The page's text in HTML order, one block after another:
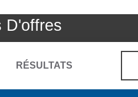
D'offres
RÉSULTATS